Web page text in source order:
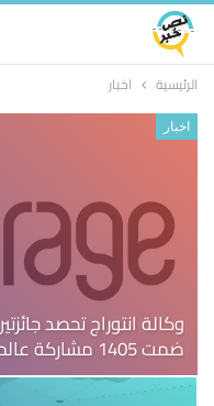
الرئيسية اخبار
اخبار
ضمت 1405 مشاركة عالمية